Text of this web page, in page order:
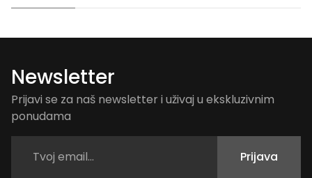
Newsletter
Prijavi se za naš newsletter i uživaj u ekskluzivnim
ponudama
Prijava